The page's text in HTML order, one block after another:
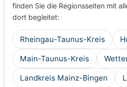
finden Sie die Regionsseiten mit
dort begleitet:
Rheingau-Taunus-Kreis
Main-Taunus-Kreis
Landkreis Mainz-Bingen